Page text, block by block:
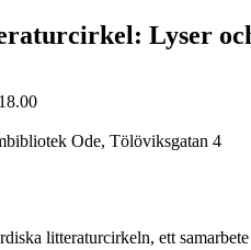
Lyser
18.00
Ode, Tölöviksgatan 4
litteraturcirkeln, ett